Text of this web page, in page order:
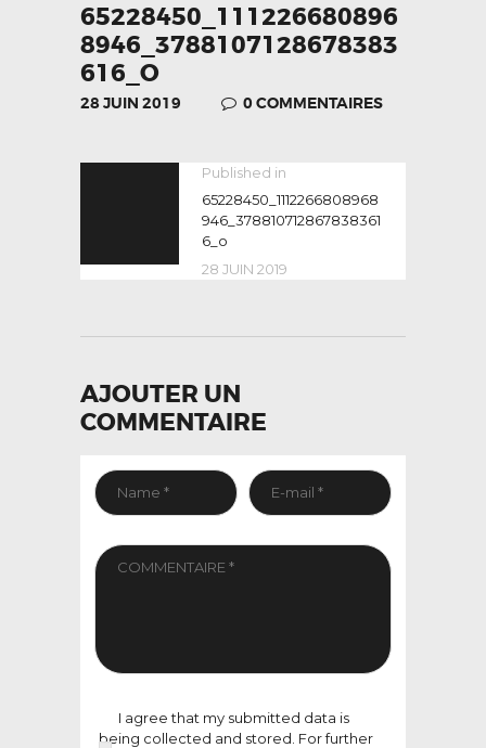
65228450_111226680896
8946_3788107128678383
616_O
28 JUIN 2019 0 COMMENTAIRES
NAVIGATION
L’ARTICLE
Published in
post:
65228450_1112266808968
946_378810712867838361
6_o
28 JUIN 2019
AJOUTER UN
COMMENTAIRE
I agree that my submitted data is
being collected and stored. For further